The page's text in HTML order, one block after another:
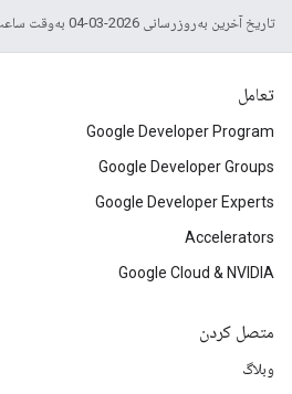
تاریخ آخرین به‌روزرسانی 2026-03-04 به‌وقت ساعت هماهنگ جهانی.
تعامل
Google Developer Program
Google Developer Groups
Google Developer Experts
Accelerators
Google Cloud & NVIDIA
متصل کردن
وبلاگ